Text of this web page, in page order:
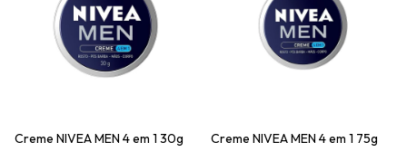
Creme NIVEA MEN 4 em 1 30g Creme NIVEA MEN 4 em 1 75g